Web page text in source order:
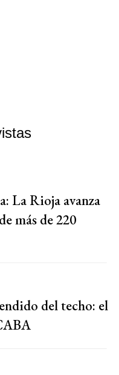
La Rioja avanza
más de 220
del techo: el